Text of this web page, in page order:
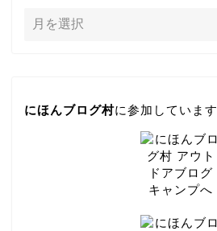
にほんブログ村に参加しています